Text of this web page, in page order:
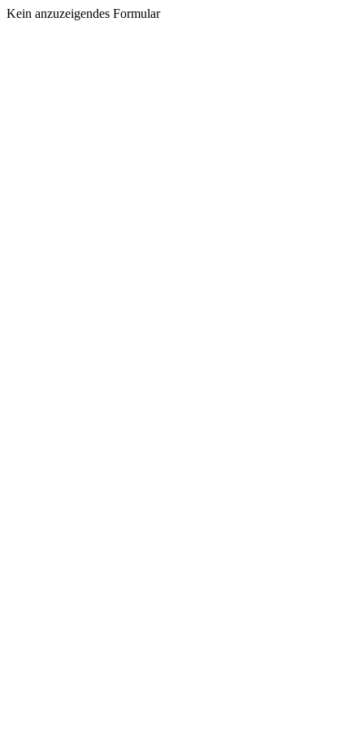
Kein anzuzeigendes Formular